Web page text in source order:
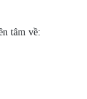
tâm về: